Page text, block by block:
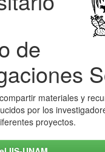
de
materiales y
por los
proyectos.